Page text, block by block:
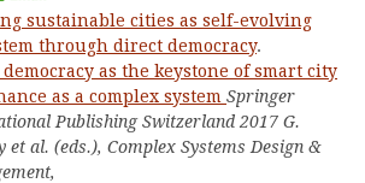
sustainable cities as self-evolving
through direct democracy.
as the keystone of smart city
as a complex system Springer
Publishing Switzerland 2017 G.
et al. (eds.), Complex Systems Design &